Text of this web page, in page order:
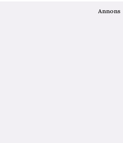
Annons